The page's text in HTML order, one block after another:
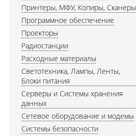
Принтеры, МФУ, Копиры, Сканеры
Программное обеспечение
Проекторы
Радиостанции
Расходные материалы
Светотехника, Лампы, Ленты,
Блоки питания
Серверы и Системы хранения
данных
Сетевое оборудование и модемы
Системы безопасности